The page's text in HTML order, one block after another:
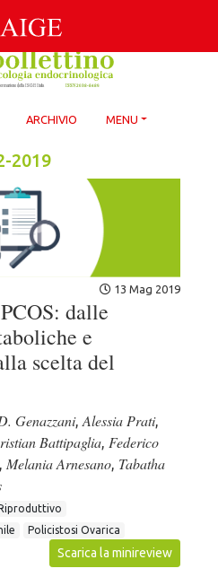
ARCHIVIO MENU
2019
13 Mag 2019
dalle
e
scelta del
Genazzani, Alessia Prati,
Battipaglia, Federico
Melania Arnesano, Tabatha
Policistosi Ovarica
Scarica la minireview